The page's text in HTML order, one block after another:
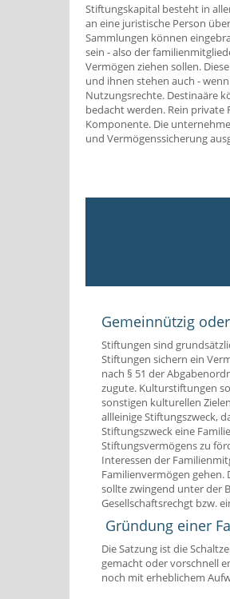
Stiftungskapital besteht in
an eine juristische Person
Sammlungen können
sein - also der
Vermögen ziehen sollen.
und ihnen stehen auch -
Nutzungsrechte. Destinaäre
bedacht werden. Rein
Komponente. Die
und Vermögenssicherung
Gemeinnützig
Stiftungen sind
Stiftungen sichern ein
nach § 51 der
zugute. Kulturstiftungen
sonstigen kulturellen
allleinige Stiftungszweck,
Stiftungszweck eine
Stiftungsvermögens zu
Interessen der
Familienvermögen
sollte zwingend unter der
Gesellschaftsrechgt bzw.
Gründung einer
Die Satzung ist die
gemacht oder vorschnell
noch mit erheblichem